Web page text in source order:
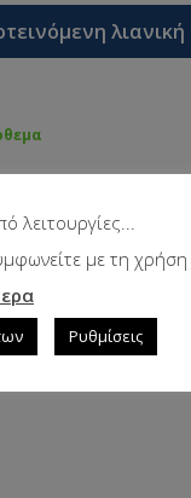
λιανική
λειτουργίες...
με τη χρήση
Ρυθμίσεις